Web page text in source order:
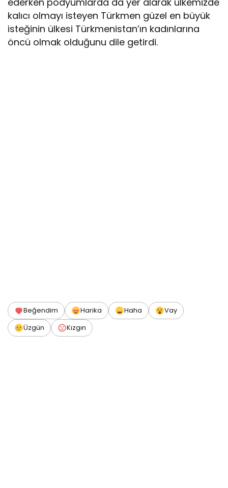
kalıcı olmayı isteyen Türkmen güzel en büyük
isteğinin ülkesi Türkmenistan’ın kadınlarına
öncü olmak olduğunu dile getirdi.
Beğendim Harika Haha
Vay
Üzgün
Kızgın